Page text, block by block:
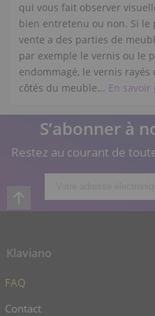
qui vous fait observer
bien entretenu ou non. Si le
vente a des parties de
par exemple le vernis ou le
endommagé, le vernis
côtés du meuble... En savoir
S’abonner à
Restez au courant de
Klaviano
FAQ
Contact